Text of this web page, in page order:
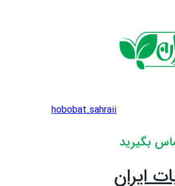
hobobat.sahraii
بگیرید
ایران